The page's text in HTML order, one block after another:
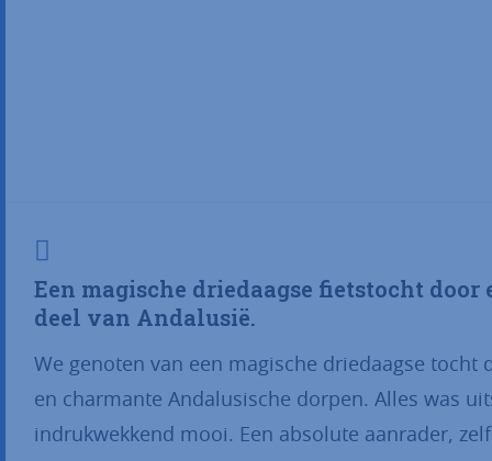
Een magische driedaagse fietstocht
deel van Andalusië.
We genoten van een magische driedaagse
en charmante Andalusische dorpen. Alles was
indrukwekkend mooi. Een absolute aanrader,